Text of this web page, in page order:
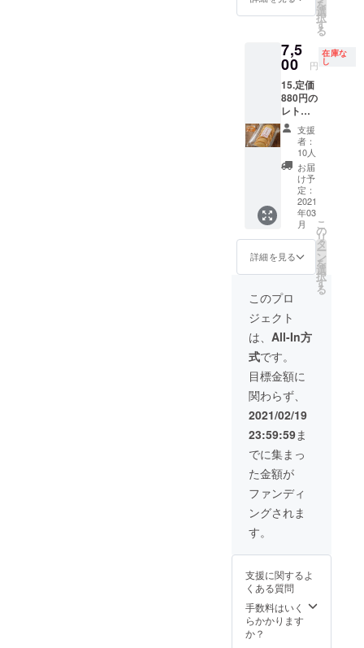
す。
さい。
ト終了
後お手
元に
「レト
ルト引
換券」
と商品
をお送
りしま
す。ま
た、レ
トルト
そのも
のは完
成次
「レト
ルト引
号」に
則して
順次お
手元に
お送り
するこ
とにな
りま
す。
２ヶ月
後、レ
は出来
上がり
次第、
送料込
みでお
届しま
す。 お
名前、
送り先
のご住
所、
メール
スを必
ずご明
さい。
ジェク
ト終了
元に
「レト
ルト引
換券」
と商品
をお送
りしま
す。ま
た、レ
トルト
そのも
のは完
成次
ルト引
換券番
号」に
則して
順次お
手元に
8月15
日、
1000円
券x10
枚）と
ビーフ
ストロ
ガノフ
のレト
ルト引
換券
（有効
期限：6
月30
日、引
換番号
とお名
０枚お
ます。
さらに
特製の
冷凍ピ
ロシキ
１セッ
ト（５
個入
を、冷
凍配送
にてお
送りし
ます
（送料
込）。
ト終了
２ヶ月
後、レ
トルト
は出来
上がり
期限：
2021年
日、
1000円
券x10
枚）と
冷凍ピ
ロシキ
２セッ
ト（５
個入りx
２） 内
容：レ
ストラ
ンキエ
フのお
食事券
10000
円分
2021年
8月15
日、
1000円
券x10
枚）と
ビーフ
ストロ
ガノフ
のレト
ルト引
換券
（有効
期限：6
月30
日、引
換番号
とお名
０枚お
ます。
さらに
レスト
ランキ
を
選
択
す
る
7,5
00 円
在庫な
し
15.定価
880円の
レトル
ト引換
券３枚
＋冷凍
ピロシ
キ1セッ
ト（５
個入
り）＋
冷凍ピ
ロシキ
《期間
限定カ
レー
味》（3
個入
り） 内
容：特
製の冷
凍ピロ
シキ１
セット
（５個
入り）
と冷凍
ピロシ
キ《期
間限定
カレー
味》（3
個入
り）と
ガノフ
ルト引
換券
（有効
期限：
2021年
支援
者：
10人
お届
け予
定：
2021
年03
月
詳細を見る
こ
の
リ
タ
ー
ン
を
選
択
す
る
このプロ
ジェクト
は、 All-In方
式です。
目標金額に
関わらず、
2021/02/19
23:59:59ま
でに集まっ
た金額が
ファンディ
ングされま
す。
支援に関するよ
くある質問
手数料はいく
らかかります
か？